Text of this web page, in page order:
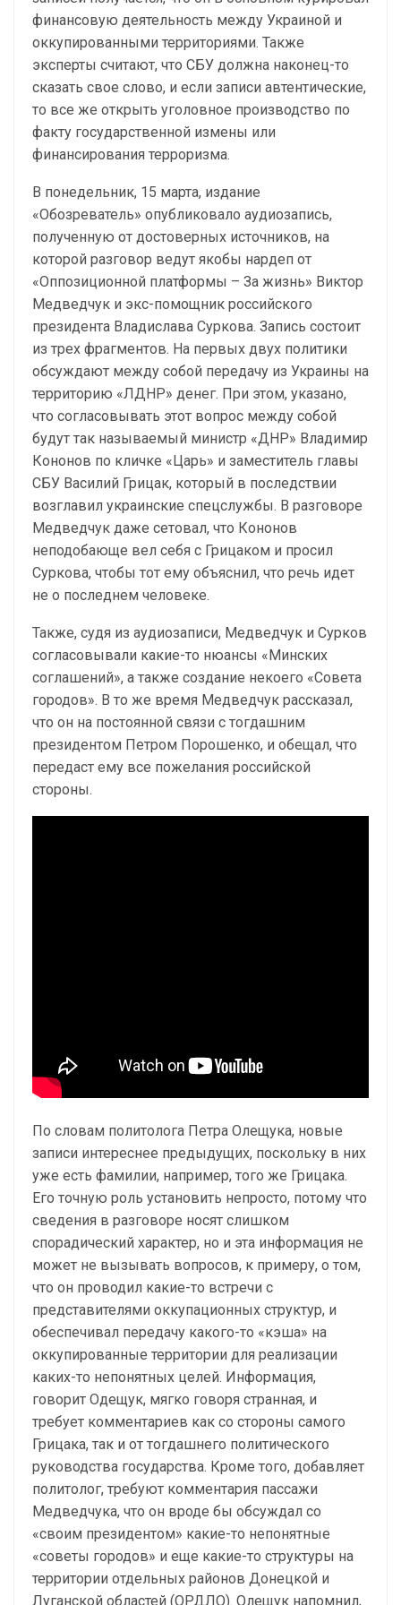
финансовую деятельность между Украиной и
оккупированными территориями. Также
эксперты считают, что СБУ должна наконец-то
сказать свое слово, и если записи автентические,
то все же открыть уголовное производство по
факту государственной измены или
финансирования терроризма.
В понедельник, 15 марта, издание
«Обозреватель» опубликовало аудиозапись,
полученную от достоверных источников, на
которой разговор ведут якобы нардеп от
«Оппозиционной платформы – За жизнь» Виктор
Медведчук и экс-помощник российского
президента Владислава Суркова. Запись состоит
из трех фрагментов. На первых двух политики
обсуждают между собой передачу из Украины на
территорию «ЛДНР» денег. При этом, указано,
что согласовывать этот вопрос между собой
будут так называемый министр «ДНР» Владимир
Кононов по кличке «Царь» и заместитель главы
СБУ Василий Грицак, который в последствии
возглавил украинские спецслужбы. В разговоре
Медведчук даже сетовал, что Кононов
неподобающе вел себя с Грицаком и просил
Суркова, чтобы тот ему объяснил, что речь идет
не о последнем человеке.
Также, судя из аудиозаписи, Медведчук и Сурков
согласовывали какие-то нюансы «Минских
соглашений», а также создание некоего «Совета
городов». В то же время Медведчук рассказал,
что он на постоянной связи с тогдашним
президентом Петром Порошенко, и обещал, что
передаст ему все пожелания российской
стороны.
По словам политолога Петра Олещука, новые
записи интереснее предыдущих, поскольку в них
уже есть фамилии, например, того же Грицака.
Его точную роль установить непросто, потому что
сведения в разговоре носят слишком
спорадический характер, но и эта информация не
может не вызывать вопросов, к примеру, о том,
что он проводил какие-то встречи с
представителями оккупационных структур, и
обеспечивал передачу какого-то «кэша» на
оккупированные территории для реализации
каких-то непонятных целей. Информация,
говорит Одещук, мягко говоря странная, и
требует комментариев как со стороны самого
Грицака, так и от тогдашнего политического
руководства государства. Кроме того, добавляет
политолог, требуют комментария пассажи
Медведчука, что он вроде бы обсуждал со
«своим президентом» какие-то непонятные
«советы городов» и еще какие-то структуры на
территории отдельных районов Донецкой и
Луганской областей (ОРДЛО). Олещук напомнил,